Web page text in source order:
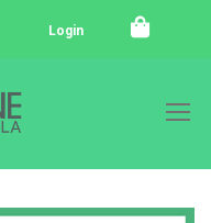
Login